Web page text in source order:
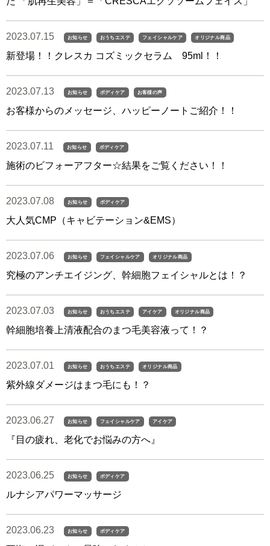
2023.07.15 お知らせ おうちエステ フェイシャルケア オリジナル商品
新登場！！クレスカ コズミックセラム 95ml！！
2023.07.13 お知らせ ボディケア お客様の声
お客様からのメッセージ、ハッピーノートご紹介！！
2023.07.11 お知らせ ボディケア
施術のビフォーアフター☆結果をご覧ください！！
2023.07.08 お知らせ ボディケア
大人気CMP（キャビテーション&EMS）
2023.07.06 お知らせ フェイシャルケア オリジナル商品
究極のアンチエイジング、幹細胞フェイシャルとは！？
2023.07.03 お知らせ おうちエステ アイケア オリジナル商品
幹細胞培養上清液配合のまつ毛美容液って！？
2023.07.01 お知らせ おうちエステ オリジナル商品
紫外線ダメージはまつ毛にも！？
2023.06.27 お知らせ フェイシャルケア アイケア
『目の疲れ、老化でお悩みの方へ』
2023.06.25 お知らせ ボディケア
ルナシアパワーマッサージ
2023.06.23 お知らせ ボディケア